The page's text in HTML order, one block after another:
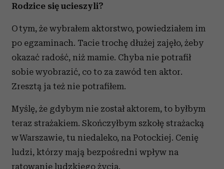
Rodzice się ucieszyli?
O tym, że wybrałem aktorstwo, powiedziałem im
po egzaminach. Tacie trochę dłużej zajęło, żeby
okazać radość, niż mamie. Chyba nie potrafił
sobie wyobrazić, co to za zawód ten aktor.
Zresztą ja też nie potrafiłem.
Myślę, że gdybym nie został aktorem, to byłbym
teraz strażakiem. Skończyłbym szkołę strażacką
w Warszawie, tu niedaleko, na Potockiej. Cenię
ludzi, którzy mają bezpośredni wpływ na
ratowanie ludzkiego życia.